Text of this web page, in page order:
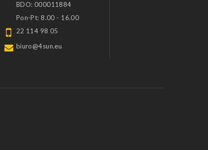
BDO: 000011884
Pon-Pt: 8.00 - 16.00
22 114 98 05
biuro@4sun.eu